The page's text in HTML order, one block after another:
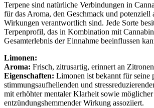
Terpene sind natürliche Verbindungen in
für das Aroma, den Geschmack und potenziell
Wirkungen verantwortlich sind. Jede Sorte
Terpenprofil, das in Kombination mit
Gesamterlebnis der Einnahme beeinflussen
Limonen:
Aroma: Frisch, zitrusartig, erinnert an
Eigenschaften: Limonen ist bekannt für seine
stimmungsaufhellenden und
mit erhöhter mentaler Klarheit sowie
entzündungshemmender Wirkung assoziiert.